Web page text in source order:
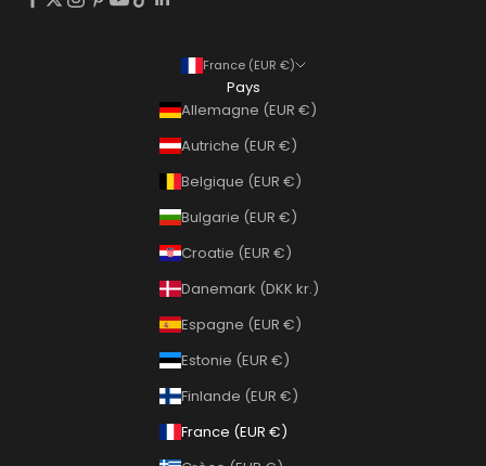
France (EUR €)
Pays
Allemagne (EUR €)
Autriche (EUR €)
Belgique (EUR €)
Bulgarie (EUR €)
Croatie (EUR €)
Danemark (DKK kr.)
Espagne (EUR €)
Estonie (EUR €)
Finlande (EUR €)
France (EUR €)